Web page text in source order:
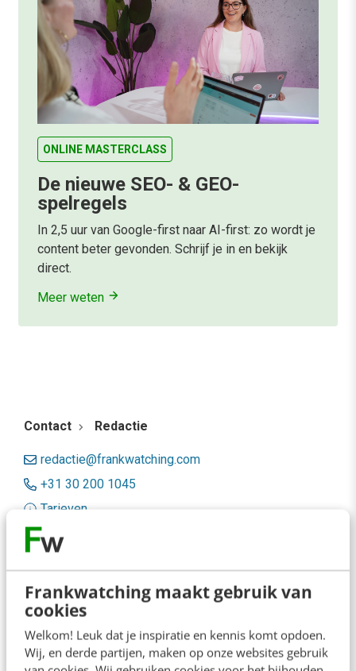
Frankwatching maakt gebruik van
cookies
Welkom! Leuk dat je inspiratie en kennis komt opdoen.
Wij, en derde partijen, maken op onze websites gebruik
ONLINE MASTERCLASS
De nieuwe SEO- & GEO-
spelregels
In 2,5 uur van Google-first naar AI-first: zo wordt je
content beter gevonden. Schrijf je in en bekijk
direct.
Meer weten
Contact Redactie
redactie@frankwatching.com
+31 30 200 1045
Tarieven
Meer contactopties
Frankwatching
Adverteren
Contact